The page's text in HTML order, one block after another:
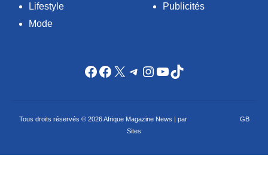
Lifestyle
Mode
Publicités
Facebook
Facebook
X Telegram
Instagram
YouTube
TikTok
Tous droits réservés © 2026 Afrique Magazine News | par
GB
Sites